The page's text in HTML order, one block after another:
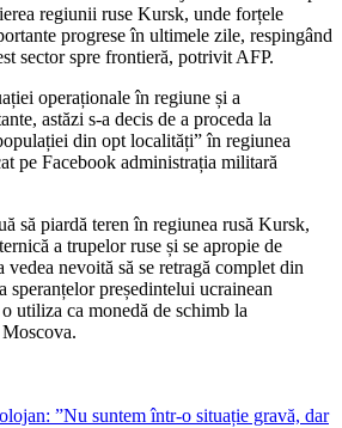
regiunii ruse Kursk, unde forțele
progrese în ultimele zile, respingând
sector spre frontieră, potrivit AFP.
operaționale în regiune și a
astăzi s-a decis de a proceda la
din opt localități” în regiunea
pe Facebook administrația militară
să piardă teren în regiunea rusă Kursk,
a trupelor ruse și se apropie de
vedea nevoită să se retragă complet din
speranțelor președintelui ucrainean
utiliza ca monedă de schimb la
”Nu suntem într-o situație gravă, dar